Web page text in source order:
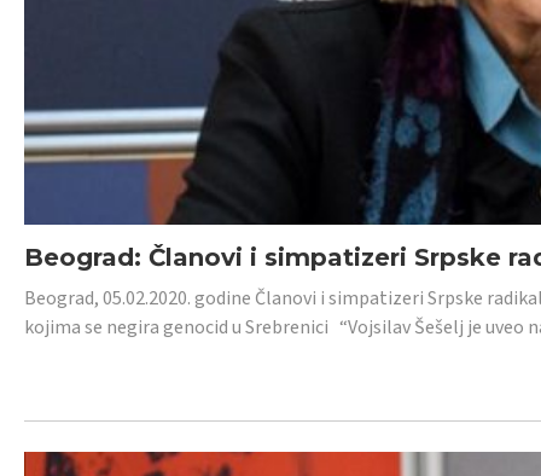
Beograd: Članovi i simpatizeri Srpske
Beograd, 05.02.2020. godine Članovi i simpatizeri Srpske
kojima se negira genocid u Srebrenici “Vojsilav Šešelj je uveo